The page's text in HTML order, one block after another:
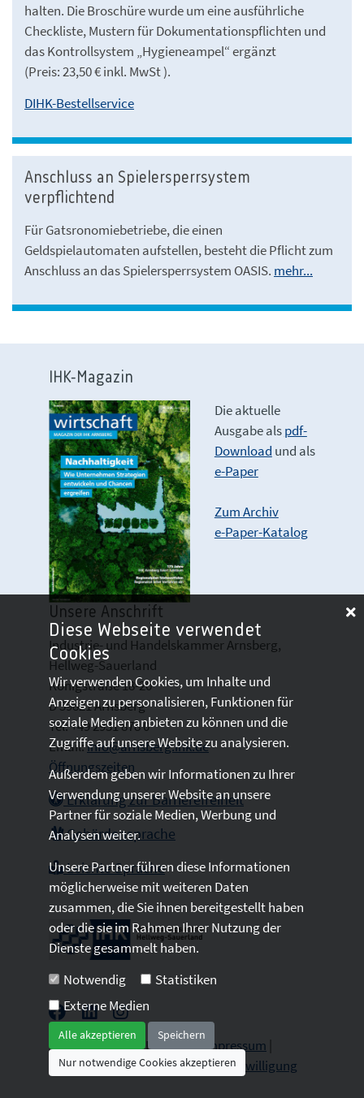
halten. Die Broschüre wurde um eine ausführliche
Checkliste, Mustern für Dokumentationspflichten und
das Kontrollsystem „Hygieneampel“ ergänzt
(Preis: 23,50 € inkl. MwSt ).
DIHK-Bestellservice
Anschluss an Spielersperrsystem
verpflichtend
Für Gatsronomiebetriebe, die einen
Geldspielautomaten aufstellen, besteht die Pflicht zum
Anschluss an das Spielersperrsystem OASIS. mehr...
IHK-Magazin
Die aktuelle
Ausgabe alspdf-
Download und als
e-Paper
Zum Archiv
e-Paper-Katalog
Unsere Anschrift
Industrie- und Handelskammer Arnsberg,
Hellweg-Sauerland
Königstraße 18-20
D 59821 Arnsberg
Tel: +49 2931 878 0
Email:info@arnsberg.ihk.de
Öffnungszeiten
Erklärung zur Barrierefreiheit
Gebärdensprache
Leichte Sprache
2026 © All Rights Reserved.Impressum
Datenschutz|Sitemap|Cookie-Einwilligung
Diese Webseite verwendet
Cookies
Wir verwenden Cookies, um Inhalte und
Anzeigen zu personalisieren, Funktionen für
soziale Medien anbieten zu können und die
Zugriffe auf unsere Website zu analysieren.
Außerdem geben wir Informationen zu Ihrer
Verwendung unserer Website an unsere
Partner für soziale Medien, Werbung und
Analysen weiter.
Unsere Partner führen diese Informationen
möglicherweise mit weiteren Daten
zusammen, die Sie ihnen bereitgestellt haben
oder die sie im Rahmen Ihrer Nutzung der
Dienste gesammelt haben.
Notwendig
Statistiken
Externe Medien
Alle akzeptieren
Speichern
Nur notwendige Cookies akzeptieren